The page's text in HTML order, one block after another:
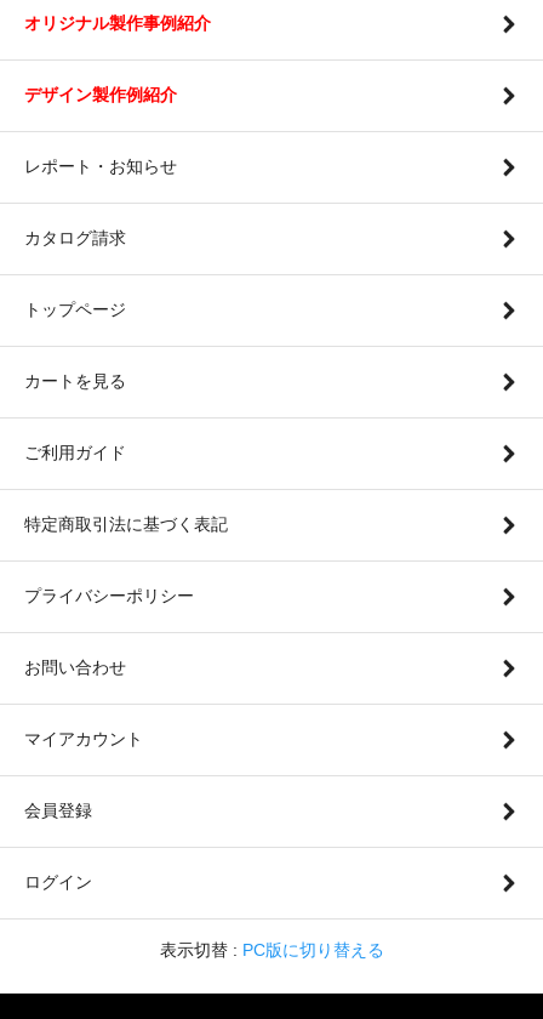
オリジナル製作事例紹介
デザイン製作例紹介
レポート・お知らせ
カタログ請求
トップページ
カートを見る
ご利用ガイド
特定商取引法に基づく表記
プライバシーポリシー
お問い合わせ
マイアカウント
会員登録
ログイン
表示切替 : PC版に切り替える